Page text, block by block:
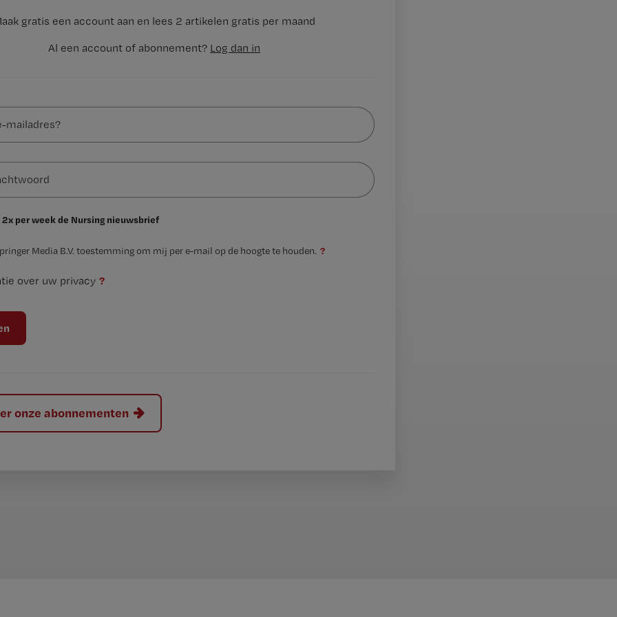
gratis een account aan en lees 2 artikelen gratis per maand
Al een account of abonnement? Log dan in
2x per week de Nursing nieuwsbrief
Media B.V. toestemming om mij per e-mail op de hoogte te houden. ?
over uw privacy ?
onze abonnementen